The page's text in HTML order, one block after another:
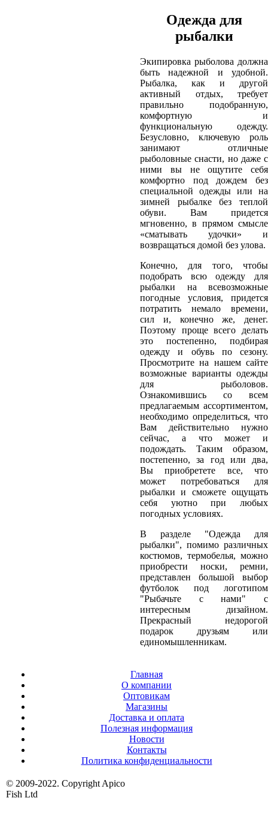
Одежда для
рыбалки
Экипировка рыболова должна
быть надежной и удобной.
Рыбалка, как и другой
активный отдых, требует
правильно подобранную,
комфортную и
функциональную одежду.
Безусловно, ключевую роль
занимают отличные
рыболовные снасти, но даже с
ними вы не ощутите себя
комфортно под дождем без
специальной одежды или на
зимней рыбалке без теплой
обуви. Вам придется
мгновенно, в прямом смысле
«сматывать удочки» и
возвращаться домой без улова.
Конечно, для того, чтобы
подобрать всю одежду для
рыбалки на всевозможные
погодные условия, придется
потратить немало времени,
сил и, конечно же, денег.
Поэтому проще всего делать
это постепенно, подбирая
одежду и обувь по сезону.
Просмотрите на нашем сайте
возможные варианты одежды
для рыболовов.
Ознакомившись со всем
предлагаемым ассортиментом,
необходимо определиться, что
Вам действительно нужно
сейчас, а что может и
подождать. Таким образом,
постепенно, за год или два,
Вы приобретете все, что
может потребоваться для
рыбалки и сможете ощущать
себя уютно при любых
погодных условиях.
В разделе "Одежда для
рыбалки", помимо различных
костюмов, термобелья, можно
приобрести носки, ремни,
представлен большой выбор
футболок под логотипом
"Рыбачьте с нами" с
интересным дизайном.
Прекрасный недорогой
подарок друзьям или
единомышленникам.
Главная
О компании
Оптовикам
Магазины
Доставка и оплата
Полезная информация
Новости
Контакты
Политика конфиденциальности
© 2009-2022. Copyright Apico
Fish Ltd